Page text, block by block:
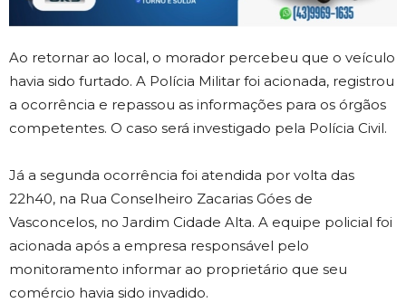
Ao retornar ao local, o morador percebeu que o veículo
havia sido furtado. A Polícia Militar foi acionada, registrou
a ocorrência e repassou as informações para os órgãos
competentes. O caso será investigado pela Polícia Civil.
Já a segunda ocorrência foi atendida por volta das
22h40, na Rua Conselheiro Zacarias Góes de
Vasconcelos, no Jardim Cidade Alta. A equipe policial foi
acionada após a empresa responsável pelo
monitoramento informar ao proprietário que seu
comércio havia sido invadido.